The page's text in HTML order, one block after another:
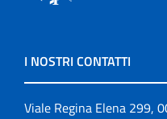
I NOSTRI CONTATTI
Viale Regina Elena 299,